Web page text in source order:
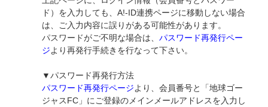
ド）を入力しても、A!-ID連携ページに移動しない場合
は、ご入力内容に誤りがある可能性があります。
パスワードがご不明な場合は、 パスワード再発行ペー
ジより再発行手続きを行なって下さい。
▼パスワード再発行方法
パスワード再発行ページより、会員番号と「地球ゴー
ジャスFC」にご登録のメインメールアドレスを入力し